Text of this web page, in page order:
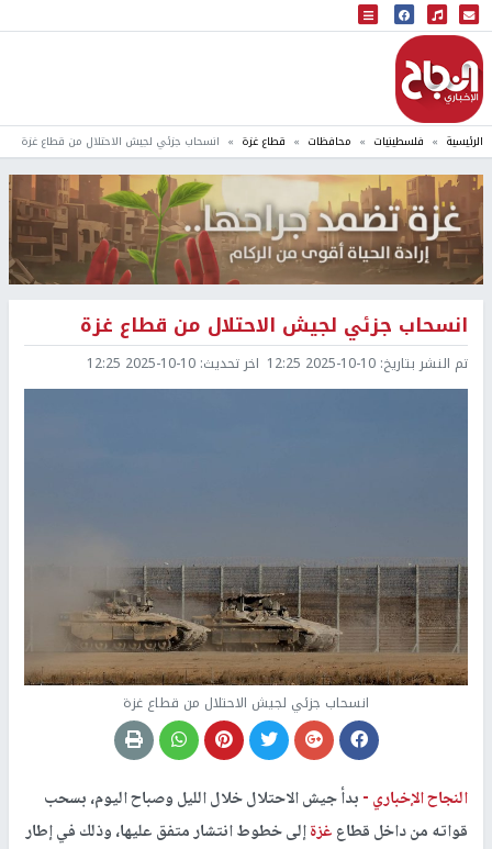
البث المباشر
إذاعة النجاح
الرئيسية فلسطينيات محافظات قطاع غزة انسحاب جزئي لجيش الاحتلال من قطاع غزة
انسحاب جزئي لجيش الاحتلال من قطاع غزة
تم النشر بتاريخ: 2025-10-10 12:25 اخر تحديث: 2025-10-10 12:25
انسحاب جزئي لجيش الاحتلال من قطاع غزة
النجاح الإخباري -بدأ جيش الاحتلال خلال الليل وصباح اليوم، بسحب
قواته من داخل قطاعغزةإلى خطوط انتشار متفق عليها، وذلك في إطار